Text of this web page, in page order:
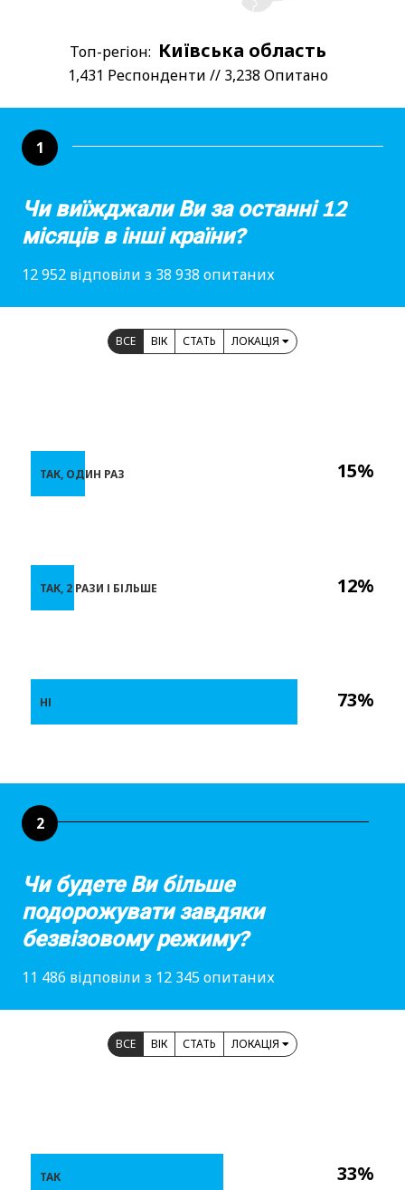
Топ-регіон: Київська область
1,431 Респонденти // 3,238 Опитано
1
Чи виїжджали Ви за останні 12
місяців в інші країни?
12 952 відповіли з 38 938 опитаних
ВСЕ ВІК СТАТЬ ЛОКАЦІЯ
15%
12%
73%
ТАК, ОДИН РАЗ
ТАК, 2 РАЗИ І БІЛЬШЕ
НІ
2
Чи будете Ви більше
подорожувати завдяки
безвізовому режиму?
11 486 відповіли з 12 345 опитаних
ВСЕ ВІК СТАТЬ ЛОКАЦІЯ
33%
ТАК